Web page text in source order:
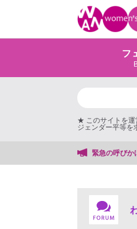
フ
★ このサイトを運
ジェンダー平等を
緊急の呼びか